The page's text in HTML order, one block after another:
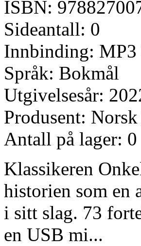
ISBN:
Sideantall: 0
Innbinding: MP3
Språk: Bokmål
Utgivelsesår:
Produsent:
Antall på lager: 0
Klassikeren
historien som en
i sitt slag. 73
en USB mi...